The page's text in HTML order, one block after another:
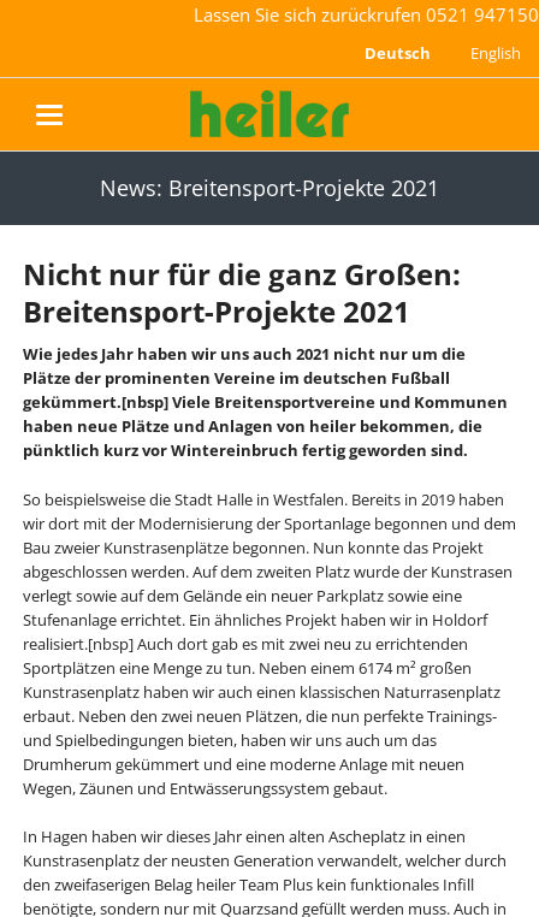
Lassen Sie sich zurückrufen 0521 947150
Deutsch English
News: Breitensport-Projekte 2021
Nicht nur für die ganz Großen:
Breitensport-Projekte 2021
Wie jedes Jahr haben wir uns auch 2021 nicht nur um die
Plätze der prominenten Vereine im deutschen Fußball
gekümmert.[nbsp] Viele Breitensportvereine und Kommunen
haben neue Plätze und Anlagen von heiler bekommen, die
pünktlich kurz vor Wintereinbruch fertig geworden sind.
So beispielsweise die Stadt Halle in Westfalen. Bereits in 2019 haben
wir dort mit der Modernisierung der Sportanlage begonnen und dem
Bau zweier Kunstrasenplätze begonnen. Nun konnte das Projekt
abgeschlossen werden. Auf dem zweiten Platz wurde der Kunstrasen
verlegt sowie auf dem Gelände ein neuer Parkplatz sowie eine
Stufenanlage errichtet. Ein ähnliches Projekt haben wir in Holdorf
realisiert.[nbsp] Auch dort gab es mit zwei neu zu errichtenden
Sportplätzen eine Menge zu tun. Neben einem 6174 m² großen
Kunstrasenplatz haben wir auch einen klassischen Naturrasenplatz
erbaut. Neben den zwei neuen Plätzen, die nun perfekte Trainings-
und Spielbedingungen bieten, haben wir uns auch um das
Drumherum gekümmert und eine moderne Anlage mit neuen
Wegen, Zäunen und Entwässerungssystem gebaut.
In Hagen haben wir dieses Jahr einen alten Ascheplatz in einen
Kunstrasenplatz der neusten Generation verwandelt, welcher durch
den zweifaserigen Belag heiler Team Plus kein funktionales Infill
benötigte, sondern nur mit Quarzsand gefüllt werden muss. Auch in